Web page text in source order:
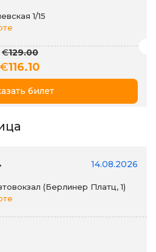
1/15
€129.00
€116.10
билет
14.08.2026
(Берлинер Платц, 1)